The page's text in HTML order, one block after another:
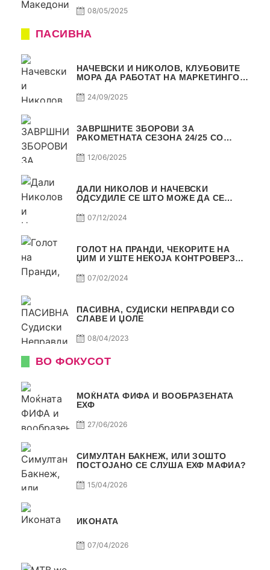
08/05/2025
ПАСИВНА
НАЧЕВСКИ И НИКОЛОВ, КЛУБОВИТЕ
МОРА ДА РАБОТАТ НА МАРКЕТИНГОТ,
24/09/2025
ЗАВРШНИТЕ ЗБОРОВИ ЗА
РАКОМЕТНАТА СЕЗОНА 24/25 СО
12/06/2025
ДАЛИ НИКОЛОВ И НАЧЕВСКИ
ОДСУДИЛЕ СЕ ШТО МОЖЕ ДА СЕ
07/12/2024
ГОЛОТ НА ПРАНДИ, ЧЕКОРИТЕ НА
ЏИМ И УШТЕ НЕКОЈА КОНТРОВЕРЗА !
07/02/2024
ПАСИВНА, СУДИСКИ НЕПРАВДИ СО
СЛАВЕ И ЏОЛЕ
08/04/2023
ВО ФОКУСОТ
МОЌНАТА ФИФА И ВООБРАЗЕНАТА
ЕХФ
27/06/2026
СИМУЛТАН БАКНЕЖ, ИЛИ ЗОШТО
ПОСТОЈАНО СЕ СЛУША ЕХФ МАФИА?
15/04/2026
ИКОНАТА
07/04/2026